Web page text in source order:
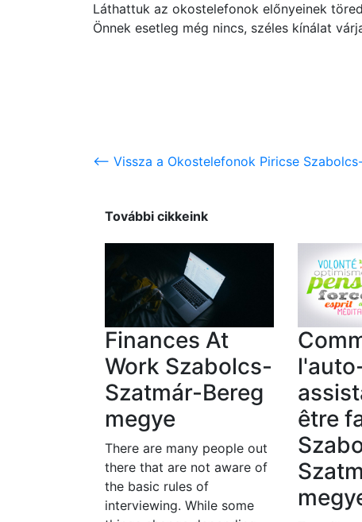
Láthattuk az okostelefonok előnyeinek
Önnek esetleg még nincs, széles kínálat
<-- Vissza a Okostelefonok Piricse
További cikkeink
Finances At
Work Szabolcs-
Szatmár-Bereg
megye
There are many people out
there that are not aware of
the basic rules of
interviewing. While some
être